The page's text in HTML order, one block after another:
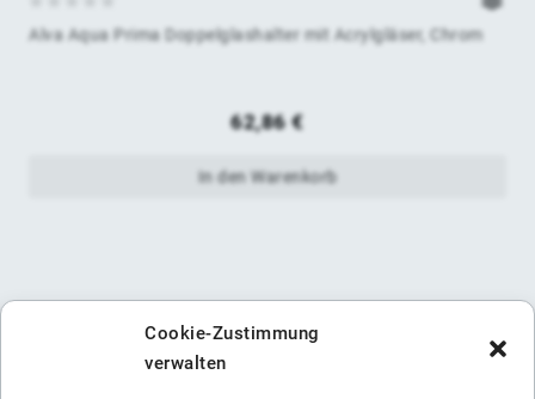
Cookie-Zustimmung
verwalten
Alva Aqua Prima Doppelglashalter mit Acrylgläser, Chrom
62,86€
In den Warenkorb